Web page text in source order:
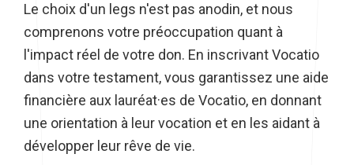
Le choix d'un legs n'est pas anodin, et nous
comprenons votre préoccupation quant à
l'impact réel de votre don. En inscrivant Vocatio
dans votre testament, vous garantissez une aide
financière aux lauréat·es de Vocatio, en donnant
une orientation à leur vocation et en les aidant à
développer leur rêve de vie.